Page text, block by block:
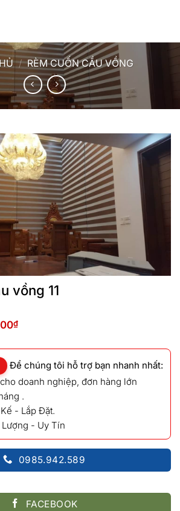
/ RÈM CUỐN CẦU VỒNG
vồng 11
₫Giá
580,000₫.
Để chúng tôi hỗ trợ bạn nhanh nhất:
doanh nghiệp, đơn hàng lớn
.
- Lắp Đặt.
Lượng - Uy Tín
0985.942.589
FACEBOOK